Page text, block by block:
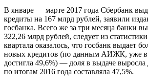
В январе — марте 2017 года Сбербанк
кредиты на 167 млрд рублей, заявили
госбанка. Всего же за три месяца банки
322,26 млрд рублей, следует из
квартала оказалось, что госбанк выдает
новых кредитов (по данным АИЖК, уже в
достигла 49,6%) — доля в выдаче выросла
по итогам 2016 года составляла 47,5%.